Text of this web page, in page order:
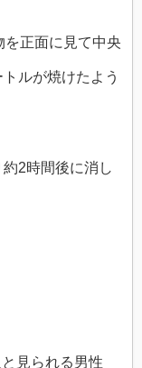
正面に見て中央
ルが焼けたよう
2時間後に消し
見られる男性